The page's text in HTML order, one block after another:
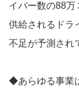
イバー数の88万
供給されるドラ
不足が予測され
◆あらゆる事業